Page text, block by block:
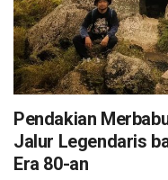
Pendakian
Jalur Legendaris
Era 80-an